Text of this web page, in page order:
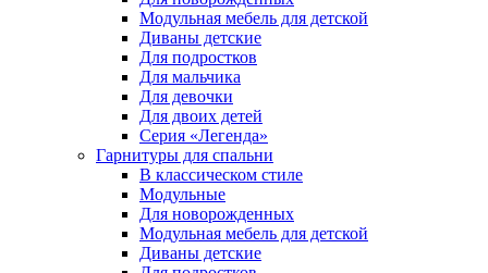
Модульная мебель для детской
Диваны детские
Для подростков
Для мальчика
Для девочки
Для двоих детей
Серия «Легенда»
Гарнитуры для спальни
В классическом стиле
Модульные
Для новорожденных
Модульная мебель для детской
Диваны детские